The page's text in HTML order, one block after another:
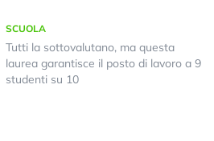
SCUOLA
Tutti la sottovalutano, ma questa
laurea garantisce il posto di lavoro a 9
studenti su 10